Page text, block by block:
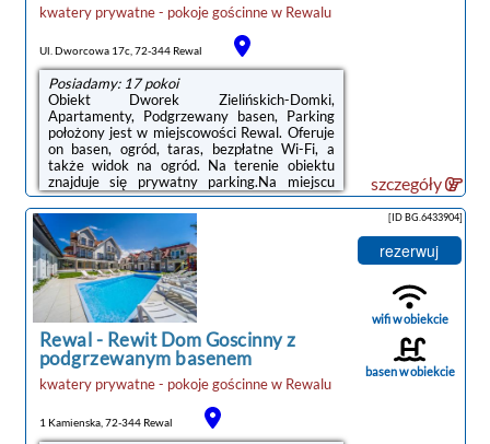
kwatery prywatne - pokoje gościnnew Rewalu
Ul. Dworcowa 17c, 72-344 Rewal
Posiadamy: 17 pokoi
Obiekt Dworek Zielińskich-Domki,
Apartamenty, Podgrzewany basen, Parking
położony jest w miejscowości Rewal. Oferuje
on basen, ogród, taras, bezpłatne Wi-Fi, a
także widok na ogród. Na terenie obiektu
znajduje się prywatny parking.Na miejscu
zapewniono kuchnię z pełnym wyposażeniem,
w tym lodówką i ekspresem do kawy, a także
telewizor z płaskim ekranem oraz prywatną
łazienkę z prysznicem. Niektóre opcje
zakwaterowania mają część wypoczynkową
lub balkon.Na miejscu dostępny jest plac
zabaw i sprzęt do grillowania, a w okolicy
panują doskonałe warunki do uprawiania
trekkingu.Odległość ...
szczegóły
Rewal- Rewit Dom Goscinny z
podgrzewanym basenem
kwatery prywatne - pokoje gościnnew Rewalu
1 Kamienska, 72-344 Rewal
[ID BG.6433904]
rezerwuj
wifi w obiekcie
basen w obiekcie